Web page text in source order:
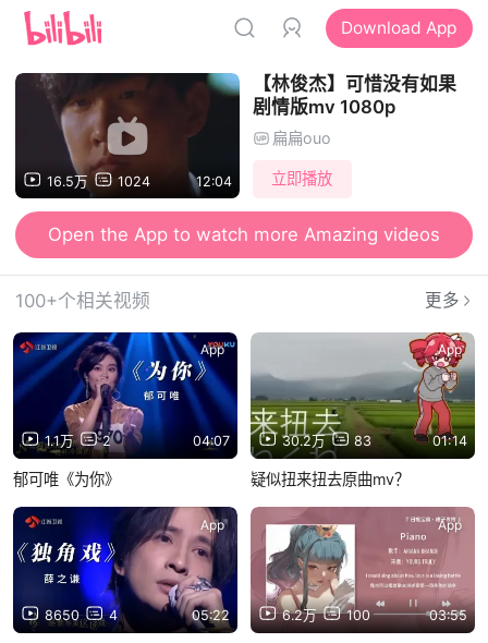
Download App
16.5万 1024 12:04
【林俊杰】可惜没有如果
剧情版mv 1080p
扁扁ouo
立即播放
Open the App to watch more Amazing videos
100+个相关视频 更多
1.1万 2 04:07
App
郁可唯《为你》
30.2万 83 01:14
App
疑似扭来扭去原曲mv？
8650 4 05:22
App
6.2万 100 03:55
App